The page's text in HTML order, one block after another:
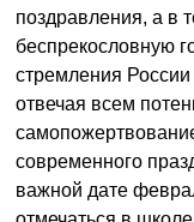
поздравления, а в
беспрекословную
стремления
отвечая всем
современного
важной дате